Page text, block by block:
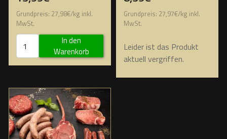
Grundpreis: 27,98€/kg inkl.
MwSt.
In den
Warenkorb
Grundpreis: 27,97€/kg inkl.
MwSt.
Leider ist das Produkt
aktuell vergriffen.